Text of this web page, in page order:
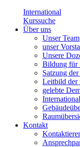
International
Kurssuche
Über uns
Unser Team
unser
Unsere
Bildung für
Satzung
Leitbild der
gelebte
International
Kontakt